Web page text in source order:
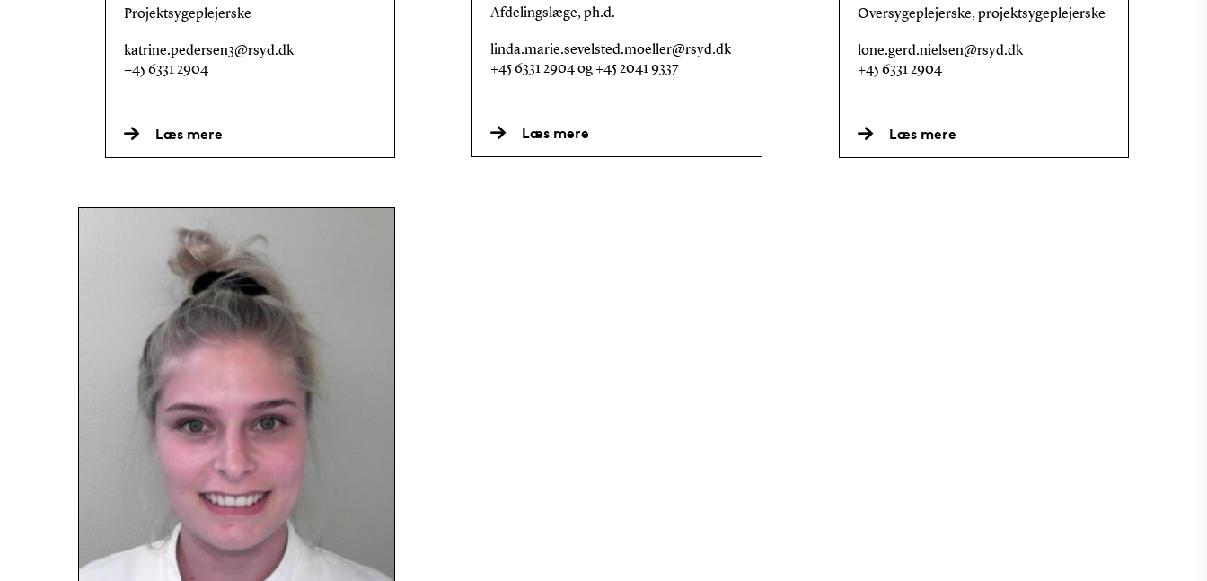
Projektsygeplejerske
katrine.pedersen3@rsyd.dk
+45 6331 2904
Læs mere
Afdelingslæge, ph.d.
linda.marie.sevelsted.moeller@rsyd.dk
+45 6331 2904 og +45 2041 9337
Læs mere
Oversygeplejerske, projektsygeplejerske
lone.gerd.nielsen@rsyd.dk
+45 6331 2904
Læs mere